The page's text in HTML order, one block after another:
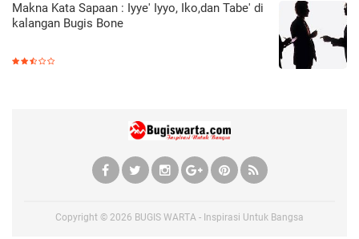
Makna Kata Sapaan : Iyye' Iyyo, Iko,dan Tabe' di
kalangan Bugis Bone
Copyright © 2026 BUGIS WARTA - Inspirasi Untuk Bangsa